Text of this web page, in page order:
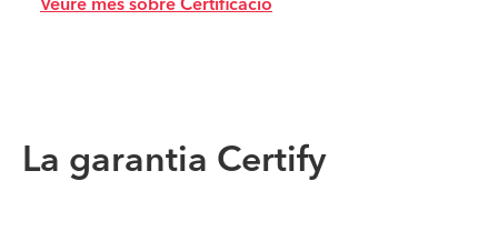
Veure més sobre Certificació
La garantia Certify